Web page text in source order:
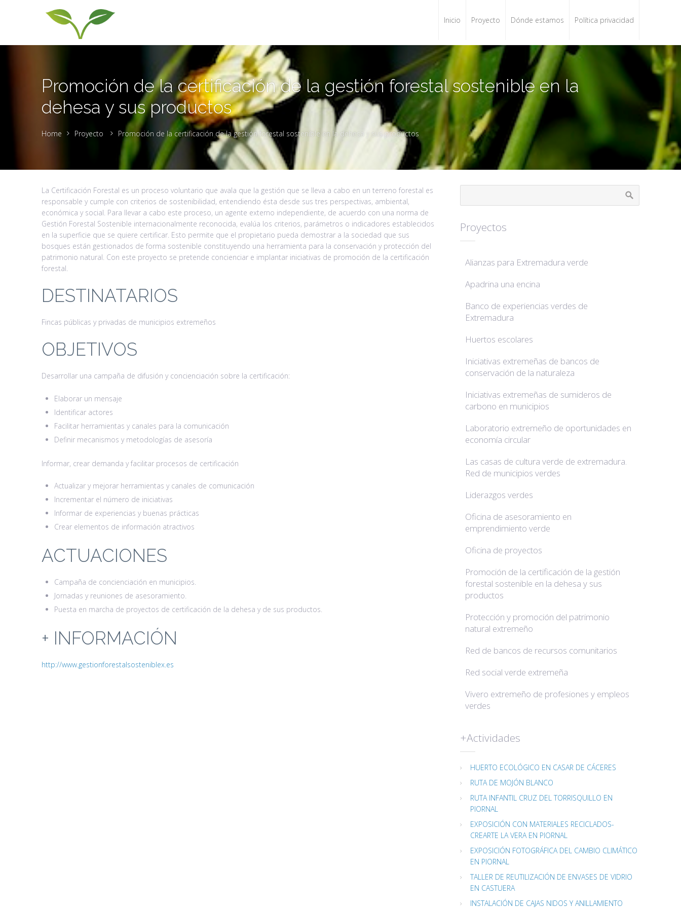
Inicio Proyecto Dónde estamos Política privacidad
Promoción de la certificación de la gestión forestal sostenible en la
dehesa y sus productos
Home Proyecto Promoción de la certificación de la gestión forestal sostenible en la dehesa y sus productos
La Certificación Forestal es un proceso voluntario que avala que la gestión que se lleva a cabo en un terreno forestal es
responsable y cumple con criterios de sostenibilidad, entendiendo ésta desde sus tres perspectivas, ambiental,
económica y social. Para llevar a cabo este proceso, un agente externo independiente, de acuerdo con una norma de
Gestión Forestal Sostenible internacionalmente reconocida, evalúa los criterios, parámetros o indicadores establecidos
en la superficie que se quiere certificar. Esto permite que el propietario pueda demostrar a la sociedad que sus
bosques están gestionados de forma sostenible constituyendo una herramienta para la conservación y protección del
patrimonio natural. Con este proyecto se pretende concienciar e implantar iniciativas de promoción de la certificación
forestal.
DESTINATARIOS
Fincas públicas y privadas de municipios extremeños
OBJETIVOS
Desarrollar una campaña de difusión y concienciación sobre la certificación:
Elaborar un mensaje
Identificar actores
Facilitar herramientas y canales para la comunicación
Definir mecanismos y metodologías de asesoría
Informar, crear demanda y facilitar procesos de certificación
Actualizar y mejorar herramientas y canales de comunicación
Incrementar el número de iniciativas
Informar de experiencias y buenas prácticas
Crear elementos de información atractivos
ACTUACIONES
Campaña de concienciación en municipios.
Jornadas y reuniones de asesoramiento.
Puesta en marcha de proyectos de certificación de la dehesa y de sus productos.
+ INFORMACIÓN
http://www.gestionforestalsosteniblex.es
Proyectos
Alianzas para Extremadura verde
Apadrina una encina
Banco de experiencias verdes de
Extremadura
Huertos escolares
Iniciativas extremeñas de bancos de
conservación de la naturaleza
Iniciativas extremeñas de sumideros de
carbono en municipios
Laboratorio extremeño de oportunidades en
economía circular
Las casas de cultura verde de extremadura.
Red de municipios verdes
Liderazgos verdes
Oficina de asesoramiento en
emprendimiento verde
Oficina de proyectos
Promoción de la certificación de la gestión
forestal sostenible en la dehesa y sus
productos
Protección y promoción del patrimonio
natural extremeño
Red de bancos de recursos comunitarios
Red social verde extremeña
Vivero extremeño de profesiones y empleos
verdes
+Actividades
HUERTO ECOLÓGICO EN CASAR DE CÁCERES
RUTA DE MOJÓN BLANCO
RUTA INFANTIL CRUZ DEL TORRISQUILLO EN
PIORNAL
EXPOSICIÓN CON MATERIALES RECICLADOS-
CREARTE LA VERA EN PIORNAL
EXPOSICIÓN FOTOGRÁFICA DEL CAMBIO CLIMÁTICO
EN PIORNAL
TALLER DE REUTILIZACIÓN DE ENVASES DE VIDRIO
EN CASTUERA
INSTALACIÓN DE CAJAS NIDOS Y ANILLAMIENTO